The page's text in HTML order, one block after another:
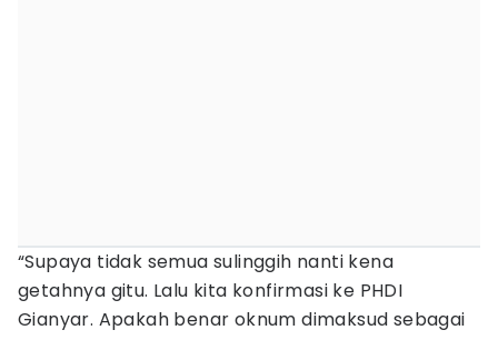
“Supaya tidak semua sulinggih nanti kena
getahnya gitu. Lalu kita konfirmasi ke PHDI
Gianyar. Apakah benar oknum dimaksud sebagai